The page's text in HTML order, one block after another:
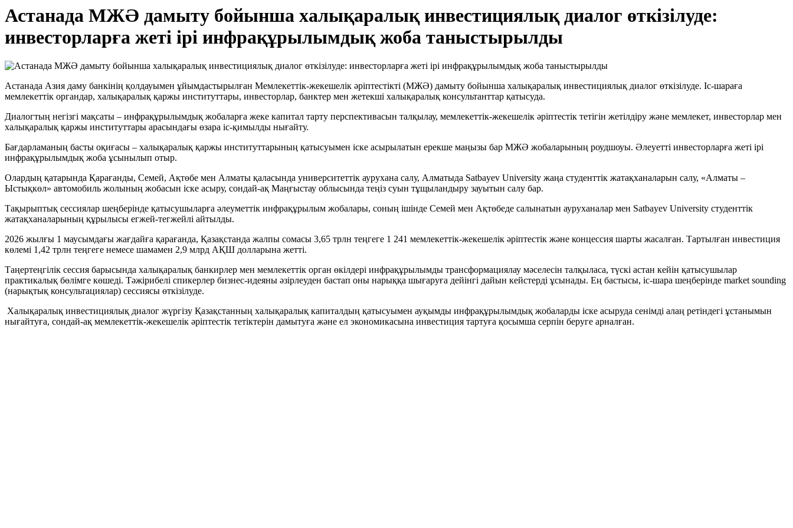
Астанада МЖӘ дамыту бойынша халықаралық инвестициялық диалог өткізілуде:
инвесторларға жеті ірі инфрақұрылымдық жоба таныстырылды
Астанада Азия даму банкінің қолдауымен ұйымдастырылған Мемлекеттік-жекешелік әріптестікті (МЖӘ) дамыту бойынша халықаралық инвестициялық диалог өткізілуде. Іс-шараға
мемлекеттік органдар, халықаралық қаржы институттары, инвесторлар, банктер мен жетекші халықаралық консультанттар қатысуда.
Диалогтың негізгі мақсаты – инфрақұрылымдық жобаларға жеке капитал тарту перспективасын талқылау, мемлекеттік-жекешелік әріптестік тетігін жетілдіру және мемлекет, инвесторлар мен
халықаралық қаржы институттары арасындағы өзара іс-қимылды нығайту.
Бағдарламаның басты оқиғасы – халықаралық қаржы институттарының қатысуымен іске асырылатын ерекше маңызы бар МЖӘ жобаларының роудшоуы. Әлеуетті инвесторларға жеті ірі
инфрақұрылымдық жоба ұсынылып отыр.
Олардың қатарында Қарағанды, Семей, Ақтөбе мен Алматы қаласында университеттік аурухана салу, Алматыда Satbayev University жаңа студенттік жатақханаларын салу, «Алматы –
Ыстықкөл» автомобиль жолының жобасын іске асыру, сондай-ақ Маңғыстау облысында теңіз суын тұщыландыру зауытын салу бар.
Тақырыптық сессиялар шеңберінде қатысушыларға әлеуметтік инфрақұрылым жобалары, соның ішінде Семей мен Ақтөбеде салынатын ауруханалар мен Satbayev University студенттік
жатақханаларының құрылысы егжей-тегжейлі айтылды.
2026 жылғы 1 маусымдағы жағдайға қарағанда, Қазақстанда жалпы сомасы 3,65 трлн теңгеге 1 241 мемлекеттік-жекешелік әріптестік және концессия шарты жасалған. Тартылған инвестиция
көлемі 1,42 трлн теңгеге немесе шамамен 2,9 млрд АҚШ долларына жетті.
Таңертеңгілік сессия барысында халықаралық банкирлер мен мемлекеттік орган өкілдері инфрақұрылымды трансформациялау мәселесін талқыласа, түскі астан кейін қатысушылар
практикалық бөлімге көшеді. Тәжірибелі спикерлер бизнес-идеяны әзірлеуден бастап оны нарыққа шығаруға дейінгі дайын кейстерді ұсынады. Ең бастысы, іс-шара шеңберінде market sounding
(нарықтық консультациялар) сессиясы өткізілуде.
Халықаралық инвестициялық диалог жүргізу Қазақстанның халықаралық капиталдың қатысуымен ауқымды инфрақұрылымдық жобаларды іске асыруда сенімді алаң ретіндегі ұстанымын
нығайтуға, сондай-ақ мемлекеттік-жекешелік әріптестік тетіктерін дамытуға және ел экономикасына инвестиция тартуға қосымша серпін беруге арналған.